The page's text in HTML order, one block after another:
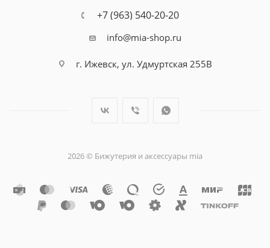
+7 (963) 540-20-20
info@mia-shop.ru
г. Ижевск, ул. Удмуртская 255В
2026 © Бижутерия и аксессуары mia